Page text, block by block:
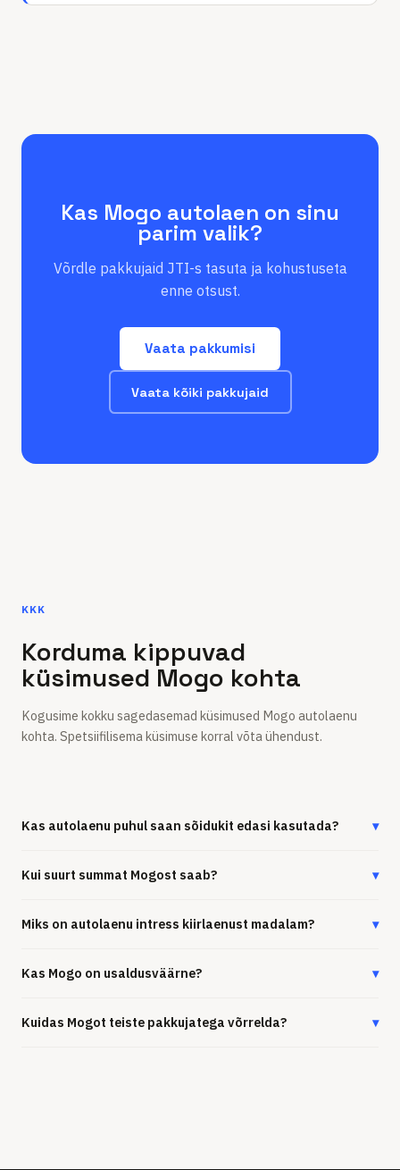
Kas Mogo autolaen on sinu
parim valik?
Võrdle pakkujaid JTI-s tasuta ja kohustuseta
enne otsust.
Vaata pakkumisi
Vaata kõiki pakkujaid
KKK
Korduma kippuvad
küsimused Mogo kohta
Kogusime kokku sagedasemad küsimused Mogo autolaenu
kohta. Spetsiifilisema küsimuse korral võta ühendust.
Kas autolaenu puhul saan sõidukit edasi kasutada? ▾
Kui suurt summat Mogost saab? ▾
Miks on autolaenu intress kiirlaenust madalam? ▾
Kas Mogo on usaldusväärne? ▾
Kuidas Mogot teiste pakkujatega võrrelda? ▾